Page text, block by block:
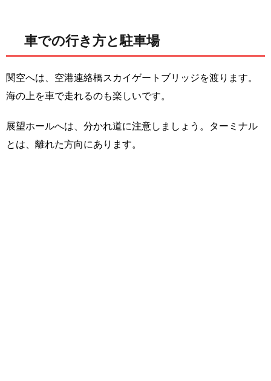
車での行き方と駐車場
関空へは、空港連絡橋スカイゲートブリッジを渡ります。
海の上を車で走れるのも楽しいです。
展望ホールへは、分かれ道に注意しましょう。ターミナル
とは、離れた方向にあります。